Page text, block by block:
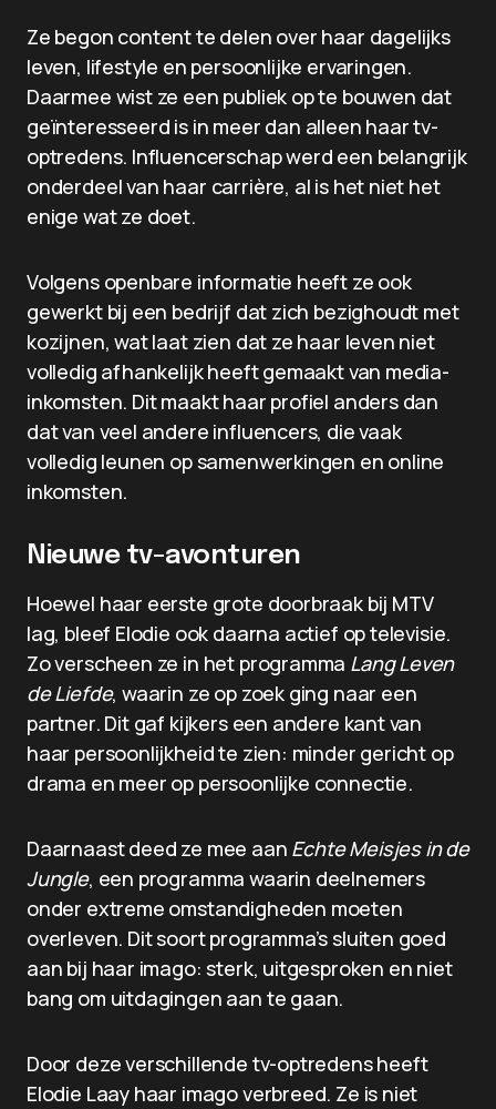
Ze begon content te delen over haar dagelijks
leven, lifestyle en persoonlijke ervaringen.
Daarmee wist ze een publiek op te bouwen dat
geïnteresseerd is in meer dan alleen haar tv-
optredens. Influencerschap werd een belangrijk
onderdeel van haar carrière, al is het niet het
enige wat ze doet.
Volgens openbare informatie heeft ze ook
gewerkt bij een bedrijf dat zich bezighoudt met
kozijnen, wat laat zien dat ze haar leven niet
volledig afhankelijk heeft gemaakt van media-
inkomsten. Dit maakt haar profiel anders dan
dat van veel andere influencers, die vaak
volledig leunen op samenwerkingen en online
inkomsten.
Nieuwe tv-avonturen
Hoewel haar eerste grote doorbraak bij MTV
lag, bleef Elodie ook daarna actief op televisie.
Zo verscheen ze in het programma Lang Leven
de Liefde, waarin ze op zoek ging naar een
partner. Dit gaf kijkers een andere kant van
haar persoonlijkheid te zien: minder gericht op
drama en meer op persoonlijke connectie.
Daarnaast deed ze mee aan Echte Meisjes in de
Jungle, een programma waarin deelnemers
onder extreme omstandigheden moeten
overleven. Dit soort programma’s sluiten goed
aan bij haar imago: sterk, uitgesproken en niet
bang om uitdagingen aan te gaan.
Door deze verschillende tv-optredens heeft
Elodie Laay haar imago verbreed. Ze is niet